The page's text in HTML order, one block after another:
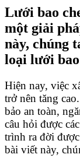
Lưới bao
một giải
này, chúng
loại lưới
Hiện nay, việc
trở nên tăng
bảo an toàn,
câu hỏi được
trình ra đời
bài viết này,